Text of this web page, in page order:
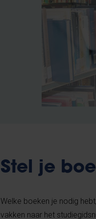
Stel je
Welke boeken je nodig
vakken naar het